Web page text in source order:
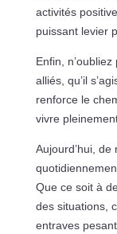
activités
puissant levier
Enfin,
alliés, qu’il
renforce le
vivre
Aujourd’hui,
Que ce soit à
des situations,
entraves